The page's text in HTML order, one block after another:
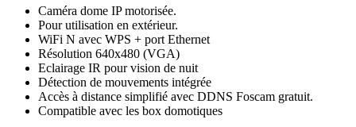
Caméra dome IP motorisée.
Pour utilisation en extérieur.
WiFi N avec WPS + port Ethernet
Résolution 640x480 (VGA)
Eclairage IR pour vision de nuit
Détection de mouvements intégrée
Accès à distance simplifié avec DDNS Foscam gratuit.
Compatible avec les box domotiques